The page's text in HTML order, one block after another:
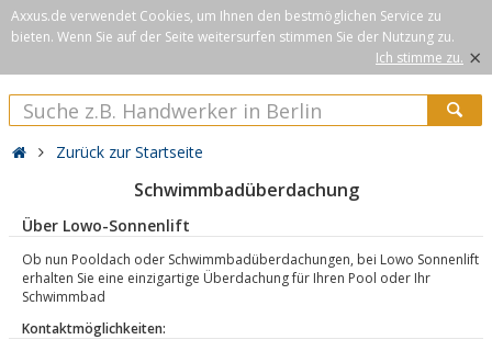
Axxus.de verwendet Cookies, um Ihnen den bestmöglichen Service zu
bieten. Wenn Sie auf der Seite weitersurfen stimmen Sie der Nutzung zu.
Ich stimme zu. ×
Zurück zur Startseite
Schwimmbadüberdachung
Über Lowo-Sonnenlift
Ob nun Pooldach oder Schwimmbadüberdachungen, bei Lowo Sonnenlift
erhalten Sie eine einzigartige Überdachung für Ihren Pool oder Ihr
Schwimmbad
Kontaktmöglichkeiten: